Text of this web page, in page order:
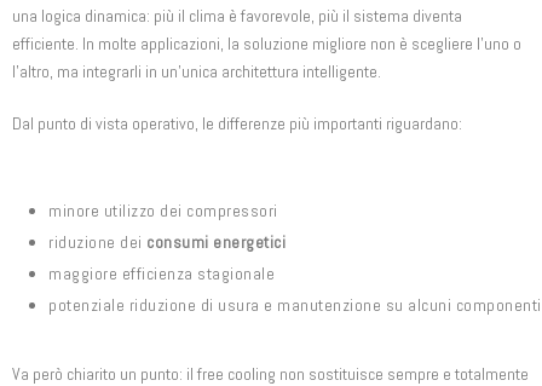
una logica dinamica: più il clima è favorevole, più il sistema diventa
efficiente. In molte applicazioni, la soluzione migliore non è scegliere l’uno o
l’altro, ma integrarli in un’unica architettura intelligente.
Dal punto di vista operativo, le differenze più importanti riguardano:
minore utilizzo dei compressori
riduzione dei consumi energetici
maggiore efficienza stagionale
potenziale riduzione di usura e manutenzione su alcuni componenti
Va però chiarito un punto: il free cooling non sostituisce sempre e totalmente